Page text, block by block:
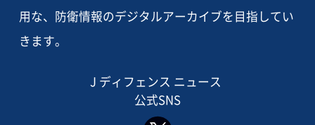
用な、防衛情報のデジタルアーカイブを目指してい
きます。
J ディフェンス ニュース
公式SNS